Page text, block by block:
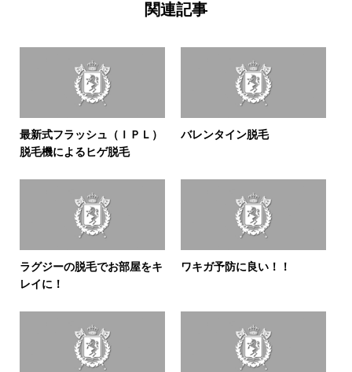
関連記事
最新式フラッシュ（ＩＰＬ）
脱毛機によるヒゲ脱毛
バレンタイン脱毛
ラグジーの脱毛でお部屋をキ
レイに！
ワキガ予防に良い！！